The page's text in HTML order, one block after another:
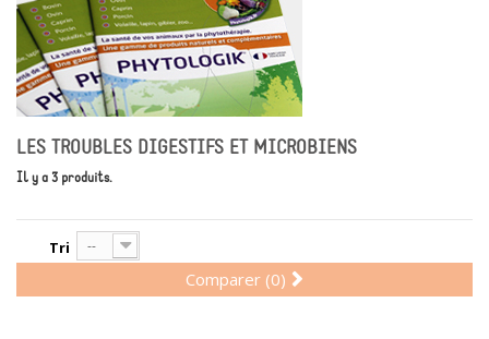
LES TROUBLES DIGESTIFS ET MICROBIENS
Il y a 3 produits.
Tri --
Comparer (0)